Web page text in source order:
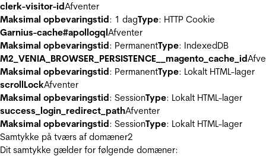
clerk-visitor-idAfventer
Maksimal opbevaringstid: 1 dagType: HTTP Cookie
Garnius-cache#apollogqlAfventer
Maksimal opbevaringstid: PermanentType: IndexedDB
M2_VENIA_BROWSER_PERSISTENCE__magento_cache_id
Maksimal opbevaringstid: PermanentType: Lokalt HTML-lager
scrollLockAfventer
Maksimal opbevaringstid: SessionType: Lokalt HTML-lager
success_login_redirect_pathAfventer
Maksimal opbevaringstid: SessionType: Lokalt HTML-lager
Samtykke på tværs af domæner2
Dit samtykke gælder for følgende domæner: